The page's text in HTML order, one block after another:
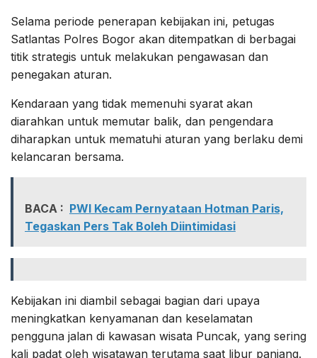
Selama periode penerapan kebijakan ini, petugas
Satlantas Polres Bogor akan ditempatkan di berbagai
titik strategis untuk melakukan pengawasan dan
penegakan aturan.
Kendaraan yang tidak memenuhi syarat akan
diarahkan untuk memutar balik, dan pengendara
diharapkan untuk mematuhi aturan yang berlaku demi
kelancaran bersama.
BACA : PWI Kecam Pernyataan Hotman Paris,
Tegaskan Pers Tak Boleh Diintimidasi
Kebijakan ini diambil sebagai bagian dari upaya
meningkatkan kenyamanan dan keselamatan
pengguna jalan di kawasan wisata Puncak, yang sering
kali padat oleh wisatawan terutama saat libur panjang.